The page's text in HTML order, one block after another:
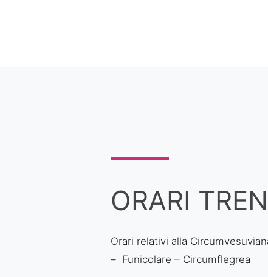
ORARI
Orari relativi alla
– Funicolare – Circumflegrea